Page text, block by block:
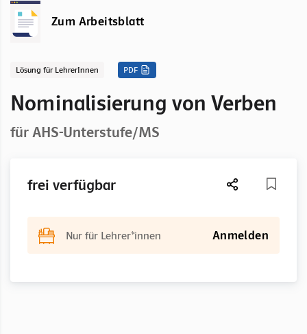
Zum Arbeitsblatt
Lösung für LehrerInnen PDF
Nominalisierung von Verben
für AHS-Unterstufe/MS
frei verfügbar
Nur für Lehrer*innen Anmelden